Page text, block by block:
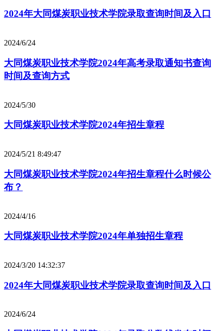
2024年大同煤炭职业技术学院录取查询时间及入口
2024/6/24
大同煤炭职业技术学院2024年高考录取通知书查询
时间及查询方式
2024/5/30
大同煤炭职业技术学院2024年招生章程
2024/5/21 8:49:47
大同煤炭职业技术学院2024年招生章程什么时候公
布？
2024/4/16
大同煤炭职业技术学院2024年单独招生章程
2024/3/20 14:32:37
2024年大同煤炭职业技术学院录取查询时间及入口
2024/6/24